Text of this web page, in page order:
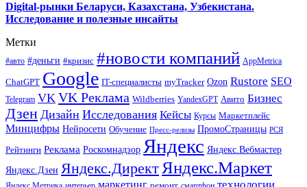
Digital-рынки Беларуси, Казахстана, Узбекистана.
Исследование и полезные инсайты
Метки
#авто #деньги #кризис #новости компаний AppMetrica
ChatGPT Google IT-специалисты myTracker Ozon Rustore SEO
Telegram VK VK Реклама Wildberries YandexGPT Авито Бизнес
Дзен Дизайн Исследования Кейсы Курсы Маркетплейс
Минцифры Нейросети Обучение Пресс-релизы ПромоСтраницы РСЯ
Рейтинги Реклама Роскомнадзор Яндекс Яндекс.Вебмастер
Яндекс.Дзен Яндекс.ДиректЯндекс.Маркет